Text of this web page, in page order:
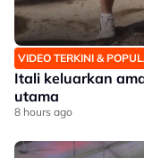
VIDEO TERKINI &
Itali keluarkan
utama
8 hours ago